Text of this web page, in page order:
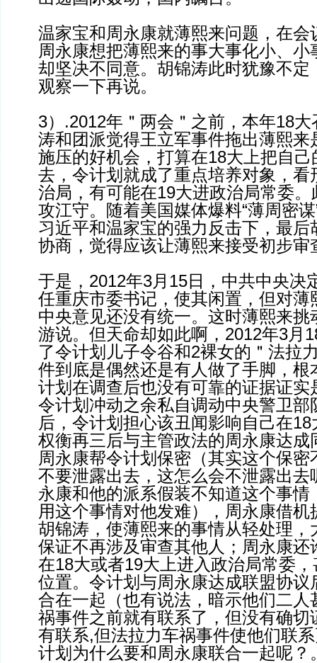
温家宝和周永康就薄熙来问题，在会
周永康想把薄熙来的事大事化小、小
却坚决不同意。胡锦涛此时犹豫不定
观察一下再说。
3）.2012年＂两会＂之前，本年18
涛和团派觉得王立军事件拖出薄熙来
施压的好机会，打算在18大上把自
去，令计划就成了重点培养对象，看
治局，有可能在19大进政治局常委
攻江守。随着美国媒体爆料“薄周密
习近平和温家宝的强力反击下，最后
协商，觉得应该让薄熙来接受初步审
于是，2012年3月15日，中共中央决
任重庆市委书记，使其闲置，但对薄
中央意见还没有统一。这时薄熙来挑
游说。但天命却如此啊，2012年3月
了令计划儿子令谷和2裸女的＂法拉
件到底是偶然还是有人做了手脚，根
计划在调查后也没有可靠的证据证实
令计划冲动之余私自调动中央警卫部
后，令计划担心该丑闻影响自己在
权衡再三后与主管政法的周永康达成
周永康帮令计划保密（其实这个保密
不要泄露出去，这怎么会不泄露出去
永康和他的派系假装不知道这个事情
用这个事情对他发难），周永康借机
胡锦涛，使薄熙来的事情从轻处理，
保证不再涉及审查其他人；周永康还
在18大或者19大上进入政治局常委
位置。令计划与周永康达成联盟协议
合在一起（也有说法，暗示他们二人
祸事件之前就有联系了，但没有确切
有联系,但法拉力车祸事件使他们联
计划为什么要和周永康联合一起呢？